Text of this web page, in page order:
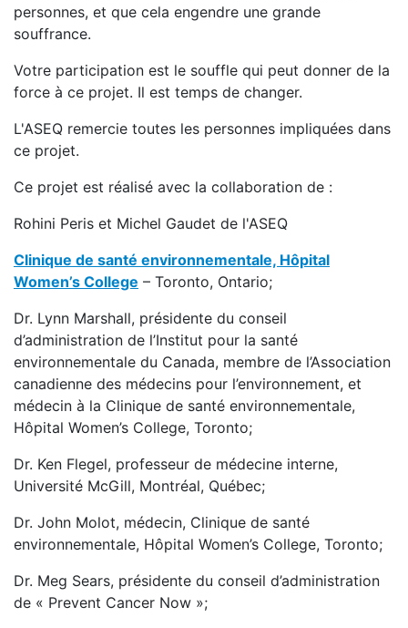
personnes, et que cela engendre une grande
souffrance.
Votre participation est le souffle qui peut donner de la
force à ce projet. Il est temps de changer.
L'ASEQ remercie toutes les personnes impliquées dans
ce projet.
Ce projet est réalisé avec la collaboration de :
Rohini Peris et Michel Gaudet de l'ASEQ
Clinique de santé environnementale, Hôpital
Women’s College – Toronto, Ontario;
Dr. Lynn Marshall, présidente du conseil
d’administration de l’Institut pour la santé
environnementale du Canada, membre de l’Association
canadienne des médecins pour l’environnement, et
médecin à la Clinique de santé environnementale,
Hôpital Women’s College, Toronto;
Dr. Ken Flegel, professeur de médecine interne,
Université McGill, Montréal, Québec;
Dr. John Molot, médecin, Clinique de santé
environnementale, Hôpital Women’s College, Toronto;
Dr. Meg Sears, présidente du conseil d’administration
de « Prevent Cancer Now »;